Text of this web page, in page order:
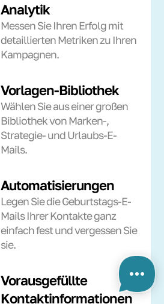
Analytik
Messen Sie Ihren Erfolg mit
detaillierten Metriken zu Ihren
Kampagnen.
Vorlagen-Bibliothek
Wählen Sie aus einer großen
Bibliothek von Marken-,
Strategie- und Urlaubs-E-
Mails.
Automatisierungen
Legen Sie die Geburtstags-E-
Mails Ihrer Kontakte ganz
einfach fest und vergessen Sie
sie.
Vorausgefüllte
Kontaktinformationen